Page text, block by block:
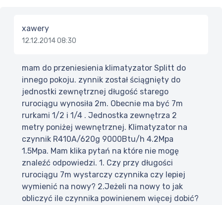
xawery
12.12.2014 08:30
mam do przeniesienia klimatyzator Splitt do
innego pokoju. zynnik został ściągnięty do
jednostki zewnętrznej długość starego
rurociągu wynosiła 2m. Obecnie ma być 7m
rurkami 1/2 i 1/4 . Jednostka zewnętrza 2
metry poniżej wewnętrznej. Klimatyzator na
czynnik R410A/620g 9000Btu/h 4.2Mpa
1.5Mpa. Mam klika pytań na które nie mogę
znaleźć odpowiedzi. 1. Czy przy długości
rurociągu 7m wystarczy czynnika czy lepiej
wymienić na nowy? 2.Jeżeli na nowy to jak
obliczyć ile czynnika powinienem więcej dobić?